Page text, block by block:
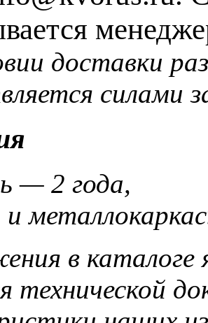
доставки
силами
— 2 года,
и
в
технической